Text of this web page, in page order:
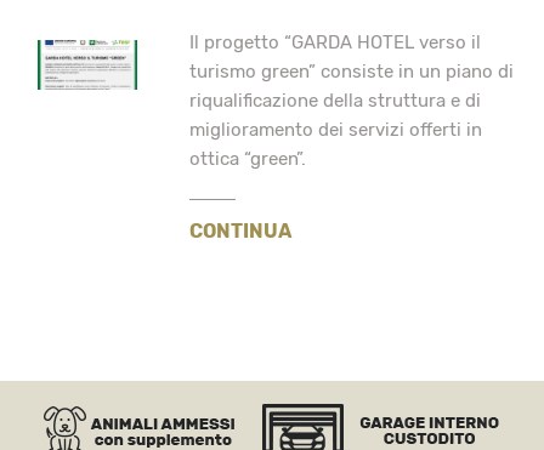
Il progetto “GARDA HOTEL verso il
turismo green” consiste in un piano di
riqualificazione della struttura e di
miglioramento dei servizi offerti in
ottica “green”.
CONTINUA